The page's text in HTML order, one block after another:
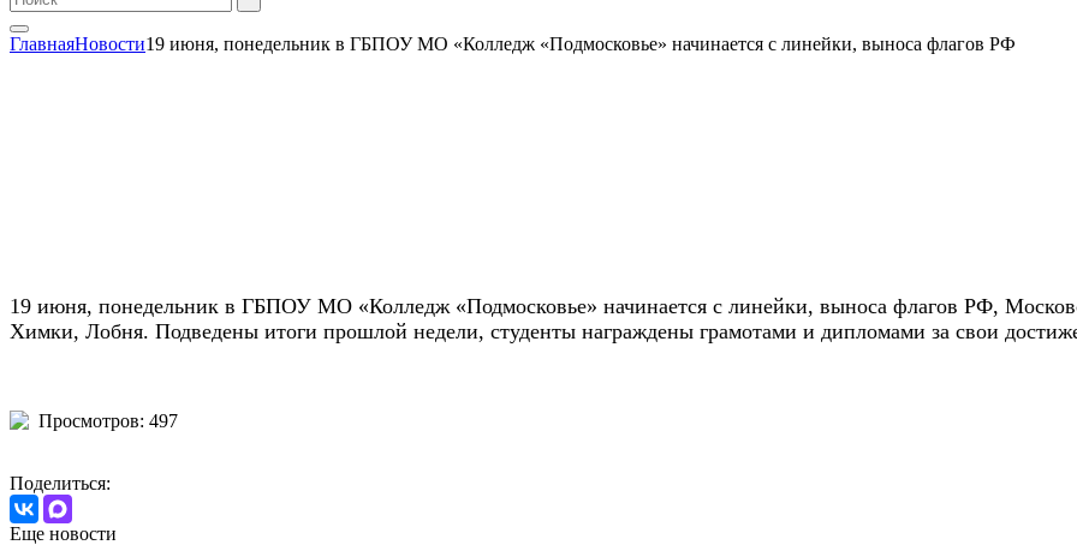
ГлавнаяНовости19 июня, понедельник в ГБПОУ МО «Колледж «Подмосковье» начинается с линейки, выноса флагов РФ
19 июня, понедельник в ГБПОУ МО «Колледж «Подмосковье» начинается с линейки, выноса флагов РФ,
Химки, Лобня. Подведены итоги прошлой недели, студенты награждены грамотами и дипломами за свои
Просмотров: 497
Поделиться:
Еще новости